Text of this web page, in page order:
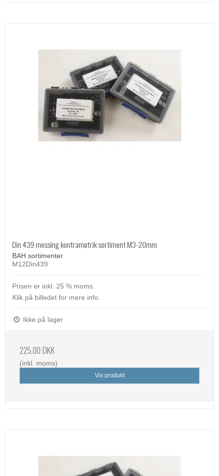
Din 439 messing kontramøtrik sortiment M3-20mm
BAH sortimenter
M12Din439
Prisen er inkl. 25 % moms.
Klik på billedet for mere info.
Ikke på lager
225,00 DKK
(inkl. moms)
Vis produkt